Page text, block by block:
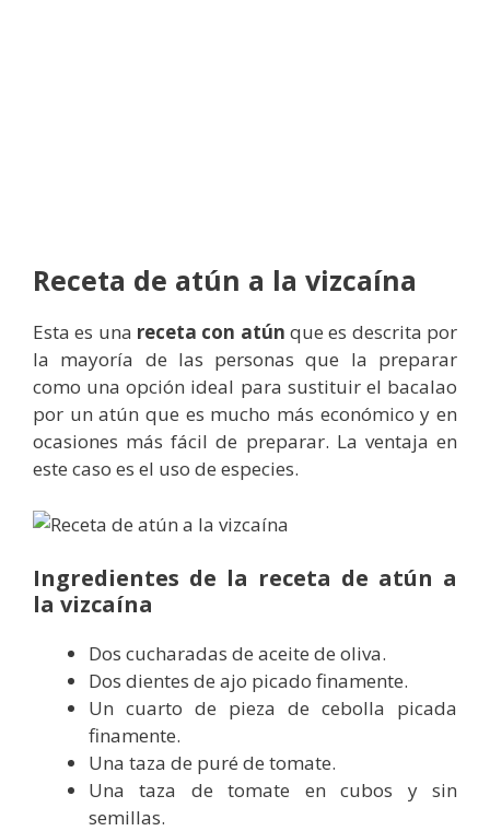
Receta de atún a la vizcaína
Esta es una receta con atún que es descrita por
la mayoría de las personas que la preparar
como una opción ideal para sustituir el bacalao
por un atún que es mucho más económico y en
ocasiones más fácil de preparar. La ventaja en
este caso es el uso de especies.
Ingredientes de la receta de atún a
la vizcaína
Dos cucharadas de aceite de oliva.
Dos dientes de ajo picado finamente.
Un cuarto de pieza de cebolla picada
finamente.
Una taza de puré de tomate.
Una taza de tomate en cubos y sin
semillas.